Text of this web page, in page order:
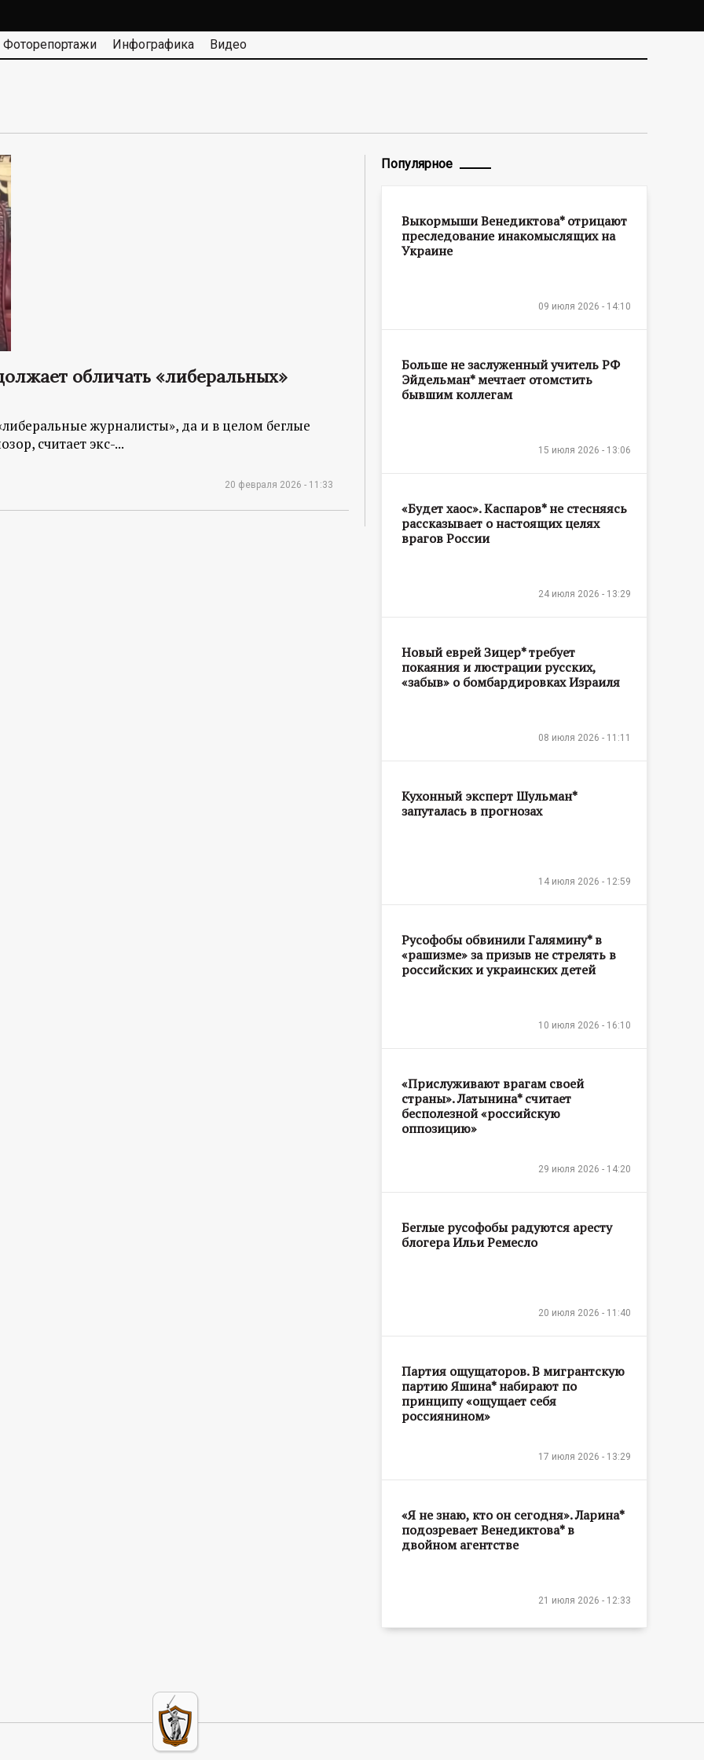
Фоторепортажи Инфографика Видео
обличать «либеральных»
журналисты», да и в целом беглые
считает экс-...
20 февраля 2026 - 11:33
Популярное
Выкормыши Венедиктова* отрицают
преследование инакомыслящих на
Украине
09 июля 2026 - 14:10
Больше не заслуженный учитель РФ
Эйдельман* мечтает отомстить
бывшим коллегам
15 июля 2026 - 13:06
«Будет хаос». Каспаров* не стесняясь
рассказывает о настоящих целях
врагов России
24 июля 2026 - 13:29
Новый еврей Зицер* требует
покаяния и люстрации русских,
«забыв» о бомбардировках Израиля
08 июля 2026 - 11:11
Кухонный эксперт Шульман*
запуталась в прогнозах
14 июля 2026 - 12:59
Русофобы обвинили Галямину* в
«рашизме» за призыв не стрелять в
российских и украинских детей
10 июля 2026 - 16:10
«Прислуживают врагам своей
страны». Латынина* считает
бесполезной «российскую
оппозицию»
29 июля 2026 - 14:20
Беглые русофобы радуются аресту
блогера Ильи Ремесло
20 июля 2026 - 11:40
Партия ощущаторов. В мигрантскую
партию Яшина* набирают по
принципу «ощущает себя
россиянином»
17 июля 2026 - 13:29
«Я не знаю, кто он сегодня». Ларина*
подозревает Венедиктова* в
двойном агентстве
21 июля 2026 - 12:33